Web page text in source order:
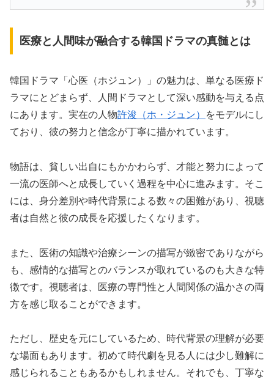
医療と人間味が融合する韓国ドラマの真髄とは
韓国ドラマ「心医（ホジュン）」の魅力は、単なる医療ド
ラマにとどまらず、人間ドラマとして深い感動を与える点
にあります。実在の人物許浚（ホ・ジュン）
をモデルにし
ており、彼の努力と信念が丁寧に描かれています。
物語は、貧しい出自にもかかわらず、才能と努力によって
一流の医師へと成長していく過程を中心に進みます。そこ
には、身分差別や時代背景による数々の困難があり、視聴
者は自然と彼の成長を応援したくなります。
また、医術の知識や治療シーンの描写が緻密でありながら
も、感情的な描写とのバランスが取れているのも大きな特
徴です。視聴者は、医療の専門性と人間関係の温かさの両
方を感じ取ることができます。
ただし、歴史を元にしているため、時代背景の理解が必要
な場面もあります。初めて時代劇を見る人には少し難解に
感じられることもあるかもしれません。それでも、丁寧な